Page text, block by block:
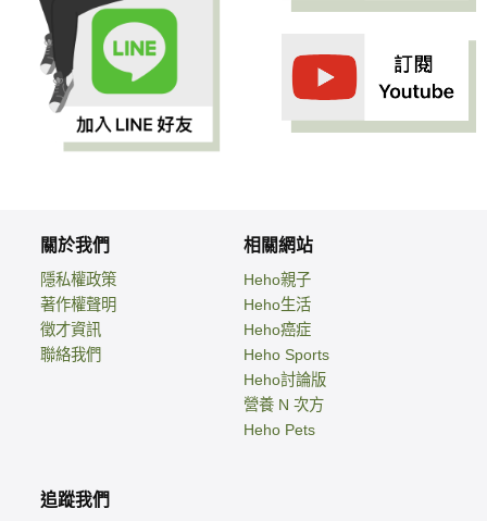
關於我們
隱私權政策
著作權聲明
徵才資訊
聯絡我們
相關網站
Heho親子
Heho生活
Heho癌症
Heho Sports
Heho討論版
營養 N 次方
Heho Pets
追蹤我們